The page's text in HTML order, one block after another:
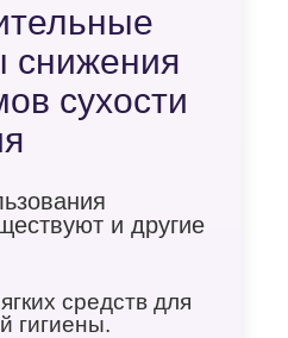
снижения
сухости
и другие
средств для
гигиены.